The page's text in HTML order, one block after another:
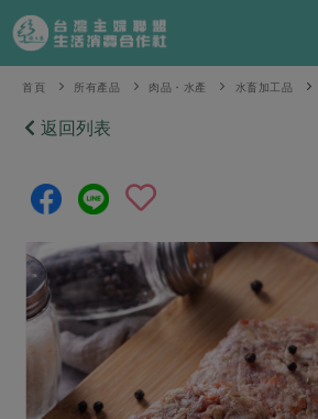
產品分類
當季蔬果
芽苗類
辛香料類
奶蛋豆・五穀
蛋 乳製品
豆製品 米麵雜糧
食譜料理
食材
麵食
肉食
海鮮
常備菜
特別企畫
預購活動
把最好的台灣味帶回家！
防災用品預購圓滿結束
2026年端午節預購圓滿結束
更多預購活動
綠主張
觀點文章
主婦食堂 一籃菜真
社內大小事 合作聯合
關於合作社
認識合作社
關於我們
重要公告
首頁 所有產品 肉品・水產 水畜加工品
返回列表